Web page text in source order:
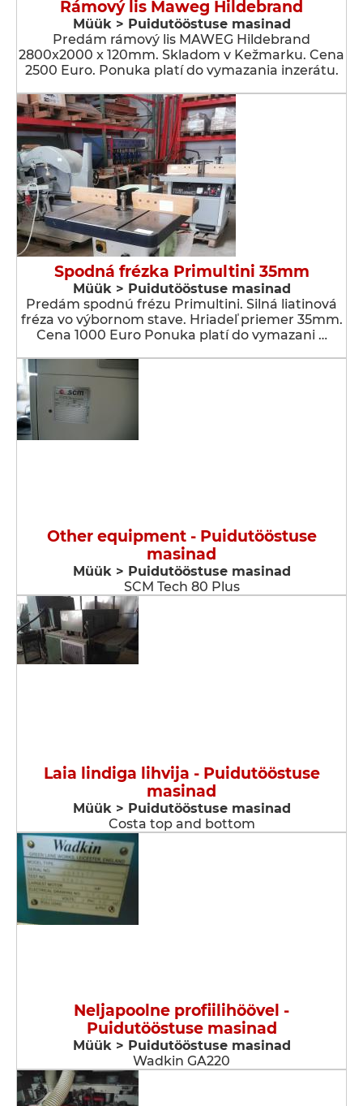
Rámový lis Maweg Hildebrand
Müük > Puidutööstuse masinad
Predám rámový lis MAWEG Hildebrand
2800x2000 x 120mm. Skladom v Kežmarku. Cena
2500 Euro. Ponuka platí do vymazania inzerátu.
Spodná frézka Primultini 35mm
Müük > Puidutööstuse masinad
Predám spodnú frézu Primultini. Silná liatinová
fréza vo výbornom stave. Hriadeľ priemer 35mm.
Cena 1000 Euro Ponuka platí do vymazani …
Other equipment - Puidutööstuse
masinad
Müük > Puidutööstuse masinad
SCM Tech 80 Plus
Laia lindiga lihvija - Puidutööstuse
masinad
Müük > Puidutööstuse masinad
Costa top and bottom
Neljapoolne profiilihöövel -
Puidutööstuse masinad
Müük > Puidutööstuse masinad
Wadkin GA220